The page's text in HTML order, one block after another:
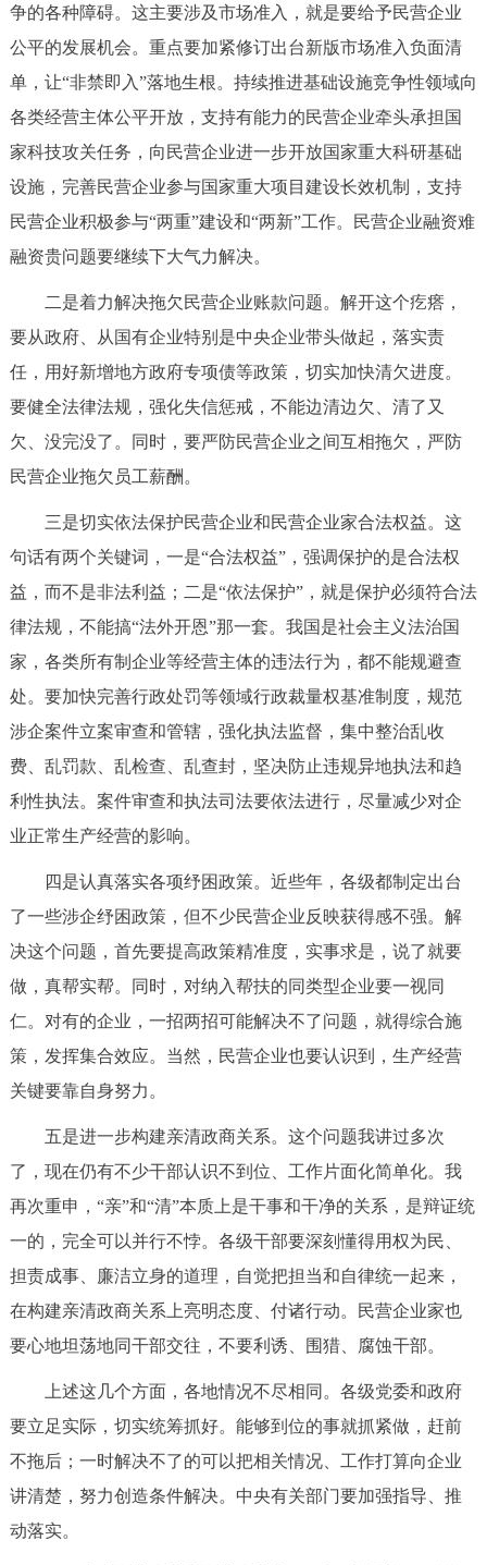
争的各种障碍。这主要涉及市场准入，就是要给予民营企业
公平的发展机会。重点要加紧修订出台新版市场准入负面清
单，让“非禁即入”落地生根。持续推进基础设施竞争性领域向
各类经营主体公平开放，支持有能力的民营企业牵头承担国
家科技攻关任务，向民营企业进一步开放国家重大科研基础
设施，完善民营企业参与国家重大项目建设长效机制，支持
民营企业积极参与“两重”建设和“两新”工作。民营企业融资难
融资贵问题要继续下大气力解决。
二是着力解决拖欠民营企业账款问题。解开这个疙瘩，
要从政府、从国有企业特别是中央企业带头做起，落实责
任，用好新增地方政府专项债等政策，切实加快清欠进度。
要健全法律法规，强化失信惩戒，不能边清边欠、清了又
欠、没完没了。同时，要严防民营企业之间互相拖欠，严防
民营企业拖欠员工薪酬。
三是切实依法保护民营企业和民营企业家合法权益。这
句话有两个关键词，一是“合法权益”，强调保护的是合法权
益，而不是非法利益；二是“依法保护”，就是保护必须符合法
律法规，不能搞“法外开恩”那一套。我国是社会主义法治国
家，各类所有制企业等经营主体的违法行为，都不能规避查
处。要加快完善行政处罚等领域行政裁量权基准制度，规范
涉企案件立案审查和管辖，强化执法监督，集中整治乱收
费、乱罚款、乱检查、乱查封，坚决防止违规异地执法和趋
利性执法。案件审查和执法司法要依法进行，尽量减少对企
业正常生产经营的影响。
四是认真落实各项纾困政策。近些年，各级都制定出台
了一些涉企纾困政策，但不少民营企业反映获得感不强。解
决这个问题，首先要提高政策精准度，实事求是，说了就要
做，真帮实帮。同时，对纳入帮扶的同类型企业要一视同
仁。对有的企业，一招两招可能解决不了问题，就得综合施
策，发挥集合效应。当然，民营企业也要认识到，生产经营
关键要靠自身努力。
五是进一步构建亲清政商关系。这个问题我讲过多次
了，现在仍有不少干部认识不到位、工作片面化简单化。我
再次重申，“亲”和“清”本质上是干事和干净的关系，是辩证统
一的，完全可以并行不悖。各级干部要深刻懂得用权为民、
担责成事、廉洁立身的道理，自觉把担当和自律统一起来，
在构建亲清政商关系上亮明态度、付诸行动。民营企业家也
要心地坦荡地同干部交往，不要利诱、围猎、腐蚀干部。
上述这几个方面，各地情况不尽相同。各级党委和政府
要立足实际，切实统筹抓好。能够到位的事就抓紧做，赶前
不拖后；一时解决不了的可以把相关情况、工作打算向企业
讲清楚，努力创造条件解决。中央有关部门要加强指导、推
动落实。